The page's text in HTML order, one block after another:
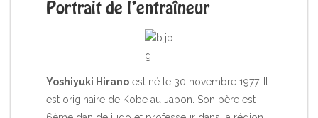
Portrait de l’entraîneur
Yoshiyuki Hirano est né le 30 novembre 1977. Il
est originaire de Kobe au Japon. Son père est